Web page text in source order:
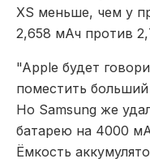
XS меньше, чем у
2,658 мАч против
"Apple будет
поместить
Но Samsung же
батарею на 4000
Ёмкость